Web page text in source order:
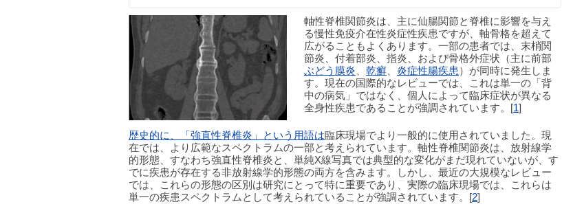
軸性脊椎関節炎は、主に仙腸関節と脊椎に影響を与え
る慢性免疫介在性炎症性疾患ですが、軸骨格を超えて
広がることもよくあります。一部の患者では、末梢関
節炎、付着部炎、指炎、および骨格外症状（主に前部
ぶどう膜炎
乾癬 炎症性腸疾患 ）が同時に発生しま
す。現在の国際的なレビューでは、これは単一の「背
中の病気」ではなく、個人によって臨床症状が異なる
全身性疾患であることが強調されています。[1]
歴史的に、「強直性脊椎炎」という用語は臨床現場でより一般的に使用されていました。現
在では、より広範なスペクトラムの一部と考えられています。軸性脊椎関節炎は、放射線学
的形態、すなわち強直性脊椎炎と、単純X線写真では典型的な変化がまだ現れていないが、す
でに疾患が存在する非放射線学的形態の両方を含みます。しかし、最近の大規模なレビュー
では、これらの形態の区別は研究にとって特に重要であり、実際の臨床現場では、これらは
単一の疾患スペクトラムとして考えられていることが強調されています。[2]